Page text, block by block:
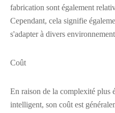
fabrication sont également
Cependant, cela signifie
s'adapter à divers
Coût
En raison de la complexité plus
intelligent, son coût est